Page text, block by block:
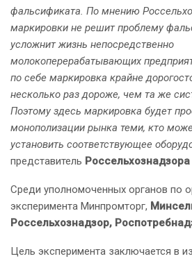
фальсификата. По мнению
маркировки не решит проблему
усложнит жизнь непосредственно
молокоперерабатывающих
по себе маркировка крайне
несколько раз дороже, чем та же
Поэтому здесь маркировка будет
монополизации рынка теми, кто
установить соответствующее
представитель
Среди уполномоченных органов по
эксперимента Минпромторг,
Россельхознадзор,
Цель эксперимента заключается в